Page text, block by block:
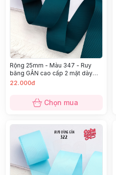
Rộng 25mm - Màu 347 - Ruy
băng GÂN cao cấp 2 mặt dày
dặn
22.000đ
Chọn mua